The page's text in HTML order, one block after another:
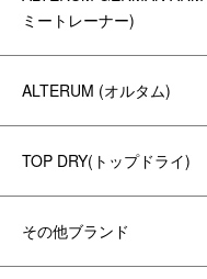
ミートレーナー)
ALTERUM (オルタム)
TOP DRY(トップドライ)
その他ブランド